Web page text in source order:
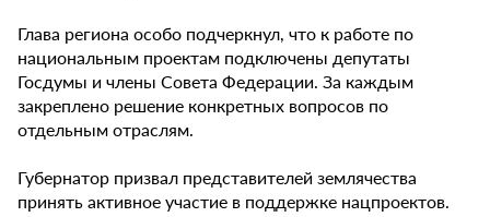
Глава региона особо подчеркнул, что к работе по
национальным проектам подключены депутаты
Госдумы и члены Совета Федерации. За каждым
закреплено решение конкретных вопросов по
отдельным отраслям.
Губернатор призвал представителей землячества
принять активное участие в поддержке нацпроектов.